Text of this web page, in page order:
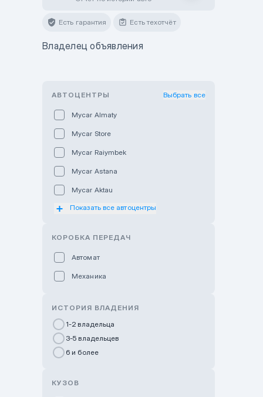
Есть гарантия Есть техотчёт
Владелец объявления
АВТОЦЕНТРЫ Выбрать все
Mycar Almaty
Mycar Store
Mycar Raiymbek
Mycar Astana
Mycar Aktau
Mycar Uralsk
GWM Nurly Zhol
Chery Astana
Показать все автоцентры
КОРОБКА ПЕРЕДАЧ
Автомат
Механика
ИСТОРИЯ ВЛАДЕНИЯ
1-2 владельца
3-5 владельцев
6 и более
КУЗОВ